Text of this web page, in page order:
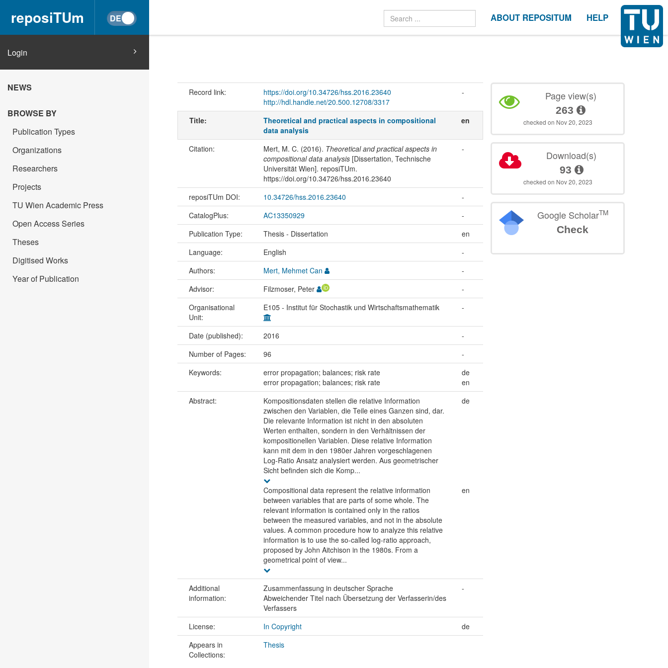
reposiTUm ABOUT REPOSITUM HELP
Login
NEWS
BROWSE BY
Publication Types
Organizations
Researchers
Projects
TU Wien Academic Press
Open Access Series
Theses
Digitised Works
Year of Publication
Record link:
https://doi.org/10.34726/hss.2016.23640
http://hdl.handle.net/20.500.12708/3317
-
Title:
Theoretical and practical aspects in compositional
data analysis
en
Citation: Mert, M. C. (2016). Theoretical and practical aspects in
compositional data analysis[Dissertation, Technische
Universität Wien]. reposiTUm.
https://doi.org/10.34726/hss.2016.23640
-
reposiTUm DOI: 10.34726/hss.2016.23640
-
CatalogPlus:
AC13350929
-
Publication Type:
Thesis - Dissertation
en
Language:
English
-
Authors:
Mert, Mehmet Can
-
Advisor:
Filzmoser, Peter
-
Organisational
Unit:
E105 - Institut für Stochastik und Wirtschaftsmathematik -
Date (published): 2016
-
Number of Pages:
96
-
Keywords:
error propagation; balances; risk rate
de
error propagation; balances; risk rate
en
Abstract:
Kompositionsdaten stellen die relative Information
zwischen den Variablen, die Teile eines Ganzen sind, dar.
Die relevante Information ist nicht in den absoluten
Werten enthalten, sondern in den Verhältnissen der
kompositionellen Variablen. Diese relative Information
kann mit dem in den 1980er Jahren vorgeschlagenen
Log-Ratio Ansatz analysiert werden. Aus geometrischer
Sicht befinden sich die Komp...
de
Compositional data represent the relative information
between variables that are parts of some whole. The
relevant information is contained only in the ratios
between the measured variables, and not in the absolute
values. A common procedure how to analyze this relative
information is to use the so-called log-ratio approach,
proposed by John Aitchison in the 1980s. From a
geometrical point of view...
en
Additional
information:
Zusammenfassung in deutscher Sprache
Abweichender Titel nach Übersetzung der Verfasserin/des
Verfassers
-
License: In Copyright
de
Appears in
Collections:
Thesis
Page view(s)
263
checked on Nov 20, 2023
Download(s)
93
checked on Nov 20, 2023
Google ScholarTM
Check